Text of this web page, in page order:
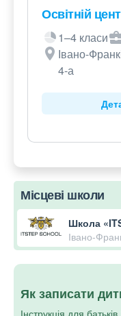
Освітній
1–4 класи
Івано-
4-а
Місцеві школи
Школа
Івано-
Як записати